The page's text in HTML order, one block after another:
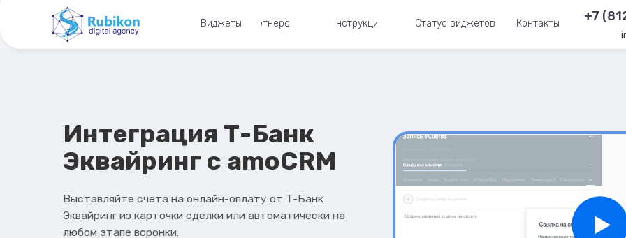
Виджеты Партнерство Инструкции +7
Контакты
Статус виджетов
Интеграция Т-Банк
Эквайринг c amoCRM
Выставляйте счета на онлайн-оплату от Т-Банк
Эквайринг из карточки сделки или автоматически на